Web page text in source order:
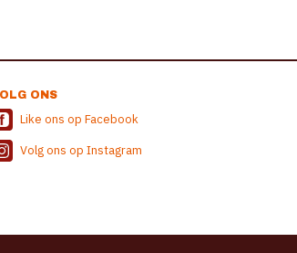
ONS
Like ons op Facebook
Volg ons op Instagram